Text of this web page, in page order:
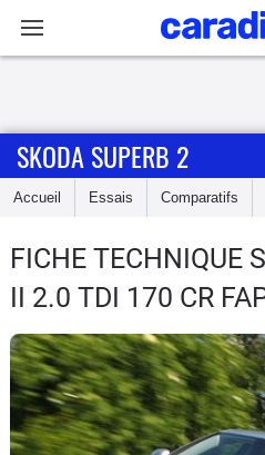
Accueil
Essais
Guide
d'achat
Electriques
SKODA SUPERB 2
Accueil Essais Comparatifs
FICHE TECHNIQUE
II 2.0 TDI 170 CR